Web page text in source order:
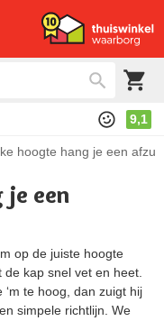
9,1
hoogte hang je een
je een
op de juiste hoogte
kap snel vet en heet.
te hoog, dan zuigt hij
simpele richtlijn. We